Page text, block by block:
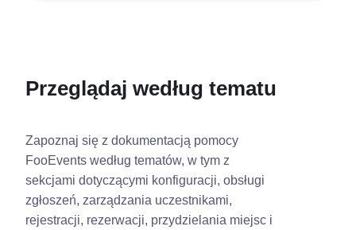
Przeglądaj według tematu
Zapoznaj się z dokumentacją pomocy
FooEvents według tematów, w tym z
sekcjami dotyczącymi konfiguracji, obsługi
zgłoszeń, zarządzania uczestnikami,
rejestracji, rezerwacji, przydzielania miejsc i